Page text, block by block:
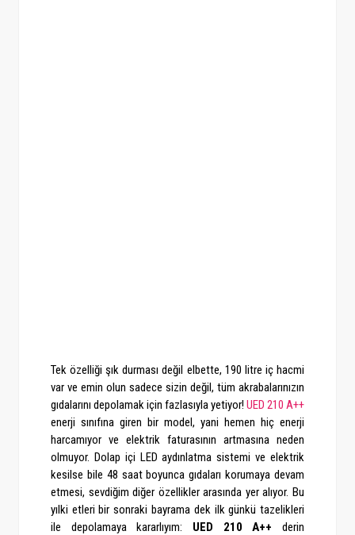
Tek özelliği şık durması değil elbette, 190 litre iç hacmi
var ve emin olun sadece sizin değil, tüm akrabalarınızın
gıdalarını depolamak için fazlasıyla yetiyor!UED 210 A++
enerji sınıfına giren bir model, yani hemen hiç enerji
harcamıyor ve elektrik faturasının artmasına neden
olmuyor. Dolap içi LED aydınlatma sistemi ve elektrik
kesilse bile 48 saat boyunca gıdaları korumaya devam
etmesi, sevdiğim diğer özellikler arasında yer alıyor. Bu
yılki etleri bir sonraki bayrama dek ilk günkü tazelikleri
ile depolamaya kararlıyım: UED 210 A++ derin